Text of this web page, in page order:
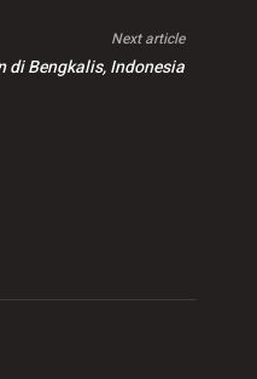
Next article
di Bengkalis, Indonesia